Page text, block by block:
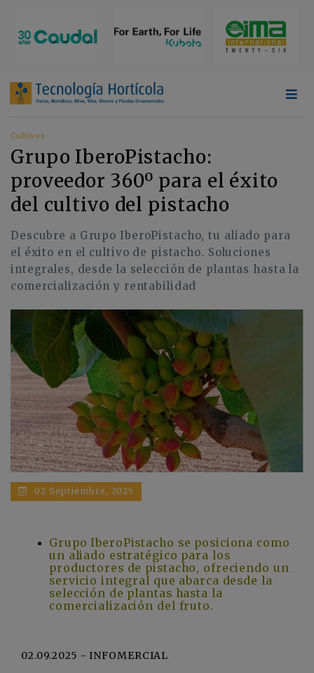
Cultivos
Grupo IberoPistacho:
proveedor 360º para el éxito
del cultivo del pistacho
Descubre a Grupo IberoPistacho, tu aliado para
el éxito en el cultivo de pistacho. Soluciones
integrales, desde la selección de plantas hasta la
comercialización y rentabilidad
02 Septiembre, 2025
Grupo IberoPistacho se posiciona como
un aliado estratégico para los
productores de pistacho, ofreciendo un
servicio integral que abarca desde la
selección de plantas hasta la
comercialización del fruto.
02.09.2025 - INFOMERCIAL